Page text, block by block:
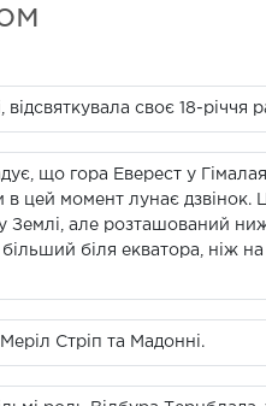
відсвяткувала своє 18-
що гора Еверест у
в цей момент лунає
Землі, але розташований
біля екватора, ніж
Стріп та Мадонні.